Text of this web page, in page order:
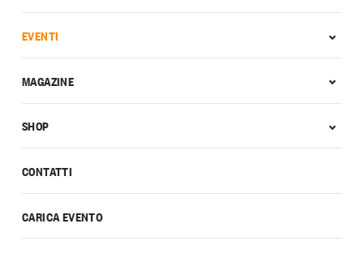
CONTATTI
CARICA EVENTO
EVENTI
MAGAZINE
SHOP